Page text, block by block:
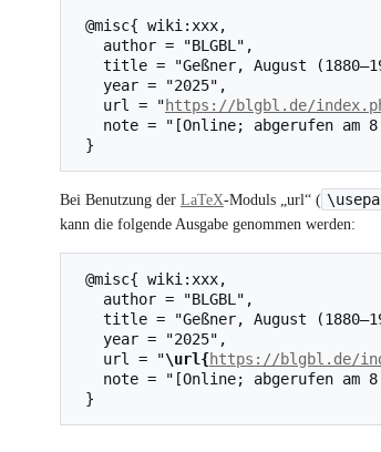
   url = "
https://blgbl.de/
Bei Benutzung der LaTeX-Moduls „url“ (
kann die folgende Ausgabe genommen werden:
   url = "
\url{https://blgbl.de/